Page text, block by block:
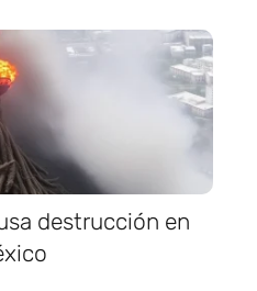
destrucción en